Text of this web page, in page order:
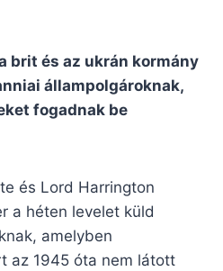
brit és az ukrán kormány
állampolgároknak,
fogadnak be
és Lord Harrington
a héten levelet küld
amelyben
az 1945 óta nem látott